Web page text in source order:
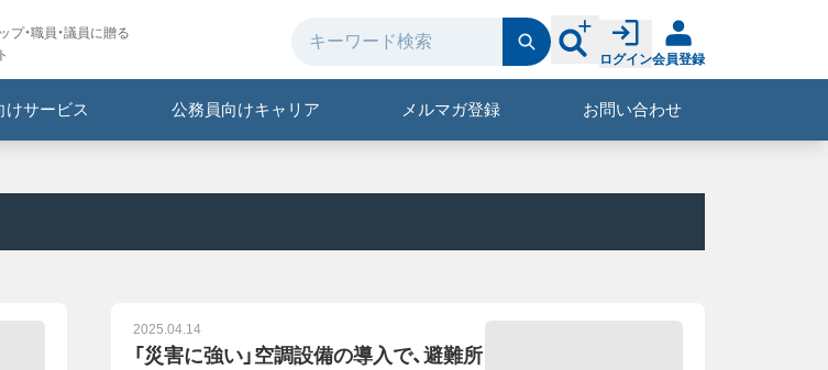
・職員・議員に贈る
ログイン会員登録
けサービス 公務員向けキャリア メルマガ登録 お問い合わせ
2025.04.14
「災害に強い」空調設備の導入で、避難所